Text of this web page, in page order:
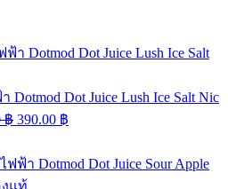
Dot Juice Lush Ice Salt Nic
฿ 390.00 ฿